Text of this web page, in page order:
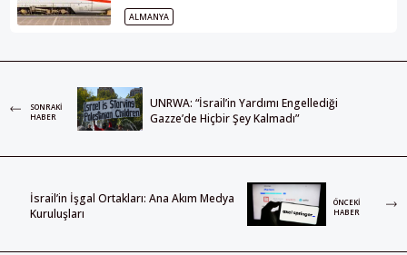
ALMANYA
SONRAKI
HABER
UNRWA: “İsrail’in Yardımı Engellediği
Gazze’de Hiçbir Şey Kalmadı”
İsrail’in İşgal Ortakları: Ana Akım Medya
Kuruluşları
ÖNCEKI
HABER